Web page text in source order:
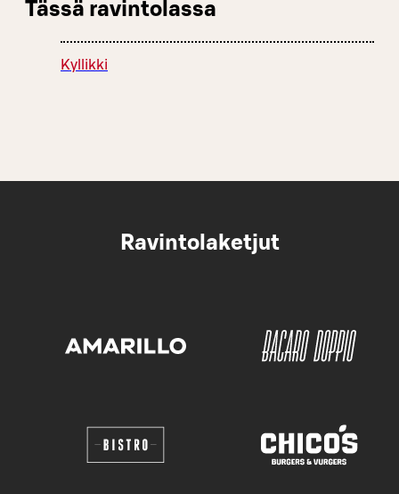
Tässä ravintolassa
Kyllikki
Ravintolaketjut